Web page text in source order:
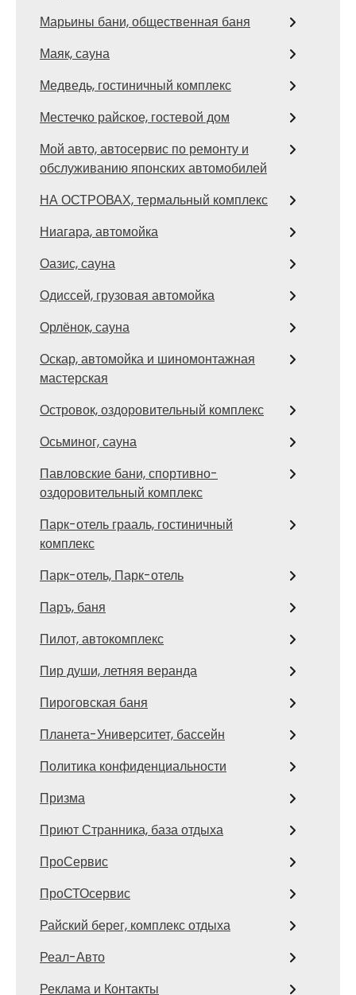
Марьины бани, общественная баня
Маяк, сауна
Медведь, гостиничный комплекс
Местечко райское, гостевой дом
Мой авто, автосервис по ремонту и
обслуживанию японских автомобилей
НА ОСТРОВАХ, термальный комплекс
Ниагара, автомойка
Оазис, сауна
Одиссей, грузовая автомойка
Орлёнок, сауна
Оскар, автомойка и шиномонтажная
мастерская
Островок, оздоровительный комплекс
Осьминог, сауна
Павловские бани, спортивно-
оздоровительный комплекс
Парк-отель грааль, гостиничный
комплекс
Парк-отель, Парк-отель
Паръ, баня
Пилот, автокомплекс
Пир души, летняя веранда
Пироговская баня
Планета-Университет, бассейн
Политика конфиденциальности
Призма
Приют Странника, база отдыха
ПроСервис
ПроСТОсервис
Райский берег, комплекс отдыха
Реал-Авто
Реклама и Контакты